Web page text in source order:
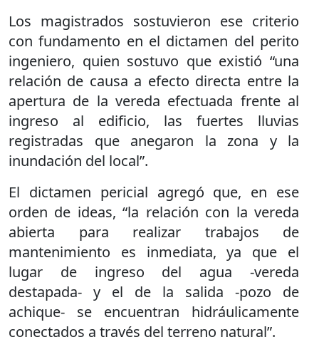
Los magistrados sostuvieron ese criterio
con fundamento en el dictamen del perito
ingeniero, quien sostuvo que existió “una
relación de causa a efecto directa entre la
apertura de la vereda efectuada frente al
ingreso al edificio, las fuertes lluvias
registradas que anegaron la zona y la
inundación del local”.
El dictamen pericial agregó que, en ese
orden de ideas, “la relación con la vereda
abierta para realizar trabajos de
mantenimiento es inmediata, ya que el
lugar de ingreso del agua -vereda
destapada- y el de la salida -pozo de
achique- se encuentran hidráulicamente
conectados a través del terreno natural”.